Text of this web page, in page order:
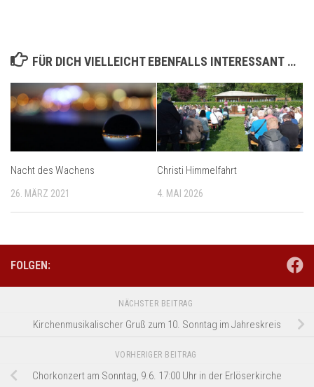
FÜR DICH VIELLEICHT EBENFALLS INTERESSANT …
Nacht des Wachens
26. MÄRZ 2021
Christi Himmelfahrt
4. MAI 2026
FOLGEN:
NÄCHSTER BEITRAG
Kirchenmusikalischer Gruß zum 10. Sonntag im Jahreskreis
VORHERIGER BEITRAG
Chorkonzert am Sonntag, 9.6. 17:00 Uhr in der Erlöserkirche